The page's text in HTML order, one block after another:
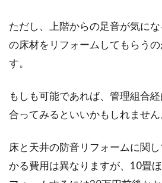
新築のマンション
宅配ボックスです
ただし、上階からの足音が気に
の床材をリフォームしてもらう
す。
もしも可能であれば、管理組合
合ってみるといいかもしれません
床と天井の防音リフォームに関
かる費用は異なりますが、10畳